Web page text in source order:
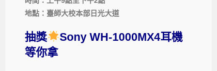
地點：臺師大校本部日光大道
抽獎
Sony WH-1000MX4耳機
等你拿